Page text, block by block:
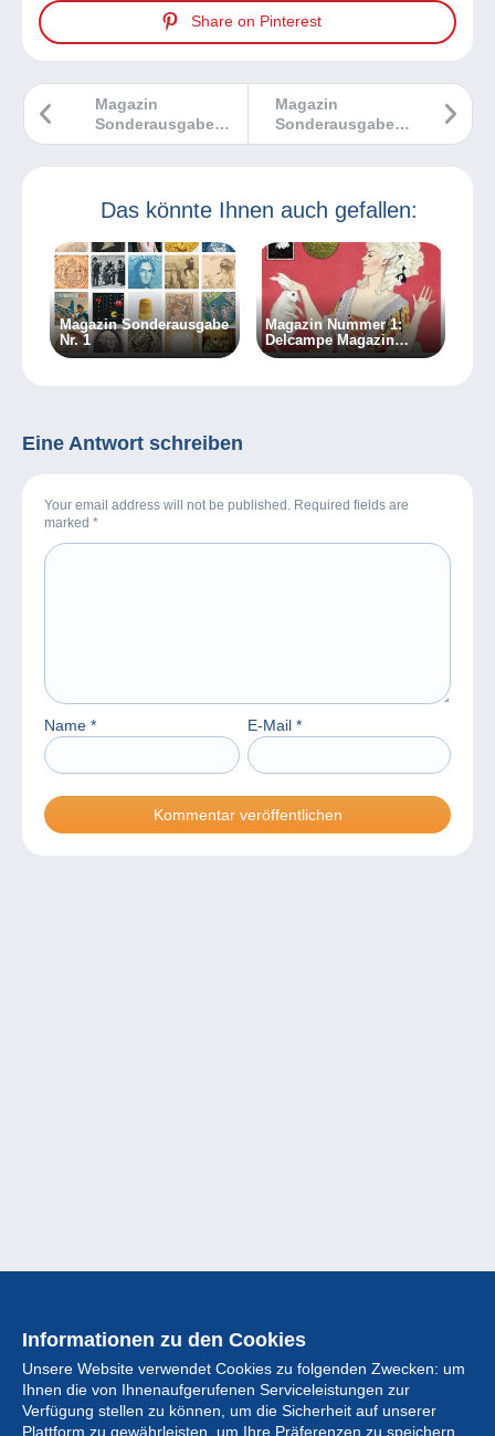
Share on Pinterest
Magazin
Sonderausgabe
Nr. 2
Magazin
Sonderausgabe
Nr. 4
Das könnte Ihnen auch gefallen:
Magazin Sonderausgabe
Nr. 1
Magazin Nummer 1:
Delcampe Magazin
Klassische Sammlungen
Eine Antwort schreiben
Your email address will not be published. Required fields are
marked *
Name * E-Mail *
Informationen zu den Cookies
Unsere Website verwendet Cookies zu folgenden Zwecken: um
Ihnen die von Ihnenaufgerufenen Serviceleistungen zur
Verfügung stellen zu können, um die Sicherheit auf unserer
Plattform zu gewährleisten, um Ihre Präferenzen zu speichern,